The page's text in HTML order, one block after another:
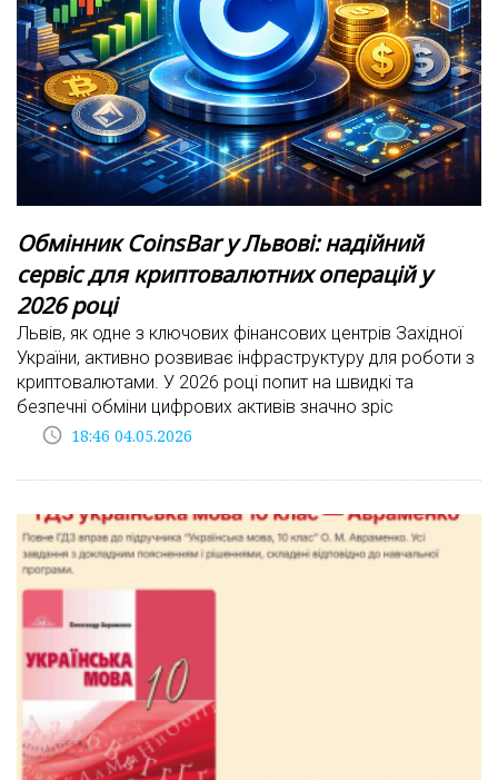
Обмінник CoinsBar у Львові: надійний
сервіс для криптовалютних операцій у
2026 році
Львів, як одне з ключових фінансових центрів Західної
України, активно розвиває інфраструктуру для роботи з
криптовалютами. У 2026 році попит на швидкі та
безпечні обміни цифрових активів значно зріс
access_time 18:46 04.05.2026